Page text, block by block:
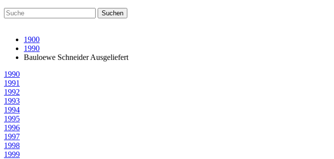
1900
1990
Bauloewe Schneider Ausgeliefert
1990
1991
1992
1993
1994
1995
1996
1997
1998
1999